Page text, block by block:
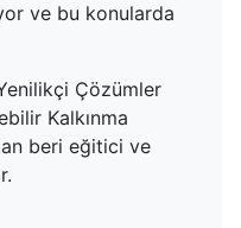
ve bu konularda
Çözümler
Kalkınma
beri eğitici ve